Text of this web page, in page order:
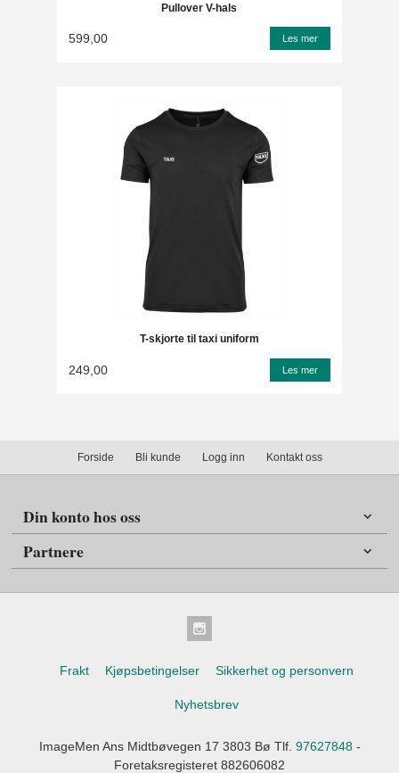
Pullover V-hals
599,00 Les mer
T-skjorte til taxi uniform
249,00 Les mer
Forside Bli kunde Logg inn Kontakt oss
Din konto hos oss
Partnere
Frakt Kjøpsbetingelser Sikkerhet og personvern
Nyhetsbrev
ImageMen Ans Midtbøvegen 17 3803 Bø Tlf. 97627848-
Foretaksregisteret 882606082